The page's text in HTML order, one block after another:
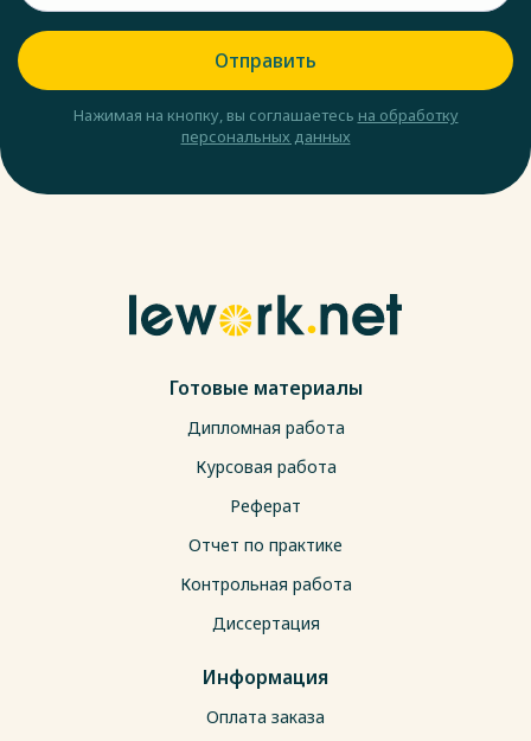
Отправить
Нажимая на кнопку, вы соглашаетесь на обработку
персональных данных
Готовые материалы
Дипломная работа
Курсовая работа
Реферат
Отчет по практике
Контрольная работа
Диссертация
Информация
Оплата заказа